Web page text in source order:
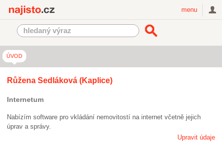
menu
ÚVOD
Růžena Sedláková (Kaplice)
Internetum
Nabízím software pro vkládání nemovitostí na internet včetně jejich
úprav a správy.
Upravit údaje